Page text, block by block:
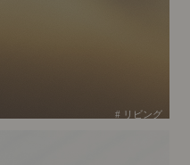
# リビング